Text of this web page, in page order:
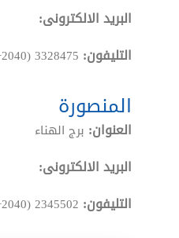
البريد الالكترونى:
التليفون: 3328475
المنصورة
العنوان: برج الهناء
البريد الالكترونى:
التليفون: 2345502